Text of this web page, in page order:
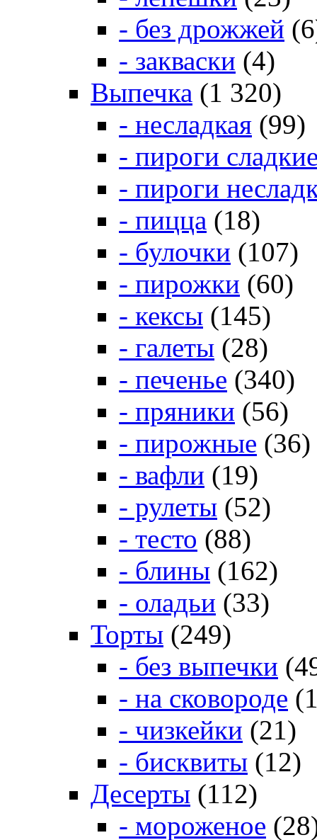
- без дрожжей
- закваски (4)
Выпечка (1 320)
- несладкая (99)
- пироги
- пироги
- пицца (18)
- булочки (107)
- пирожки (60)
- кексы (145)
- галеты (28)
- печенье (340)
- пряники (56)
- пирожные (36)
- вафли (19)
- рулеты (52)
- тесто (88)
- блины (162)
- оладьи (33)
Торты (249)
- без выпечки
- на сковороде
- чизкейки (21)
- бисквиты (12)
Десерты (112)
- мороженое